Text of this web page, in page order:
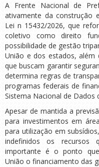
A Frente Nacional de
ativamente da construção
Lei n 15432/2026, que
coletivo como direito
possibilidade de gestão
União e dos estados, além
que buscam garantir
determina regras de
programas federais de
Sistema Nacional de Dados
Apesar de mantida a
para investimentos em
para utilização em
indefinidos os recursos
importante é o ponto
União o financiamento das